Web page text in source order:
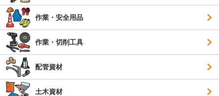
作業・安全用品
作業・切削工具
配管資材
土木資材